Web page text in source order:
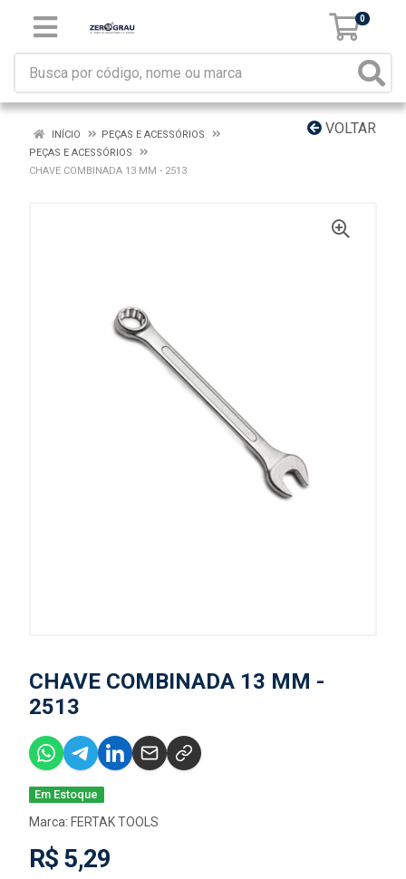
0
VOLTAR
INÍCIO
PEÇAS E ACESSÓRIOS
PEÇAS E ACESSÓRIOS
CHAVE COMBINADA 13 MM - 2513
CHAVE COMBINADA 13 MM -
2513
Em Estoque
Marca: FERTAK TOOLS
R$ 5,29